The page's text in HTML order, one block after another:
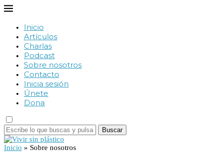
Inicio
Artículos
Charlas
Podcast
Sobre nosotros
Contacto
Inicia sesión
Únete
Dona
Buscar
Inicio » Sobre nosotros